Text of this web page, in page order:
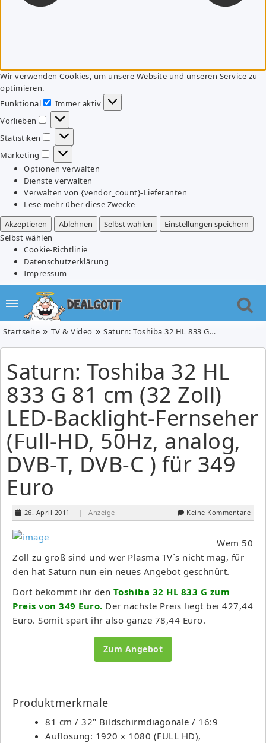
Wir verwenden Cookies, um unsere Website und unseren Service zu
optimieren.
Funktional
Funktional
Immer aktiv
Vorlieben
Vorlieben
Statistiken
Statistiken
Marketing
Marketing
Optionen verwalten
Dienste verwalten
Verwalten von {vendor_count}-Lieferanten
Lese mehr über diese Zwecke
Akzeptieren
Ablehnen Selbst wählen
Einstellungen speichern
Selbst wählen
Cookie-Richtlinie
Datenschutzerklärung
Impressum
Startseite TV & Video Saturn: Toshiba 32 HL 833 G 81 cm (32 Zoll) LED-Backlight-Fernseher (Full-HD, 50Hz, analog, DVB-T, DVB-C ) für 349 Euro
Saturn: Toshiba 32 HL
833 G 81 cm (32 Zoll)
LED-Backlight-Fernseher
(Full-HD, 50Hz, analog,
DVB-T, DVB-C ) für 349
Euro
26. April 2011 | Anzeige Keine Kommentare
Wem 50
Zoll zu groß sind und wer Plasma TV´s nicht mag, für
den hat Saturn nun ein neues Angebot geschnürt.
Dort bekommt ihr den Toshiba 32 HL 833 G zum
Preis von 349 Euro. Der nächste Preis liegt bei 427,44
Euro. Somit spart ihr also ganze 78,44 Euro.
Zum Angebot
Produktmerkmale
81 cm / 32" Bildschirmdiagonale / 16:9
Auflösung: 1920 x 1080 (FULL HD),